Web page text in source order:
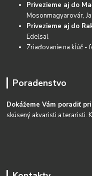
Privezieme aj do
Mosonmagyarovár,
Privezieme aj do
Edelsal
Zriaďovanie na kĺúč -
Poradenstvo
Dokážeme Vám poradiť
skúsený akvaristi a teraristi.